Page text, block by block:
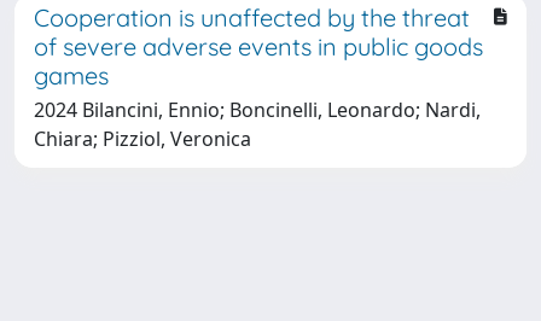
Cooperation is unaffected by the threat
of severe adverse events in public goods
games
2024 Bilancini, Ennio; Boncinelli, Leonardo; Nardi,
Chiara; Pizziol, Veronica